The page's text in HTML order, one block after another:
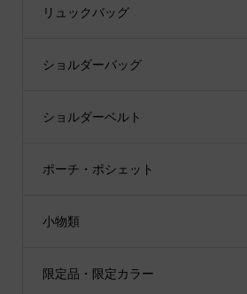
リュックバッグ
ショルダーバッグ
ショルダーベルト
ポーチ・ポシェット
小物類
限定品・限定カラー